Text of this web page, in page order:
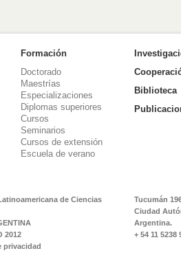
Formación
Doctorado
Maestrías
Especializaciones
Diplomas superiores
Cursos
Seminarios
Cursos de extensión
Escuela de verano
Biblioteca
de Ciencias
2012
privacidad
Tucumán
Ciudad
Argentina.
+ 54 11 5238